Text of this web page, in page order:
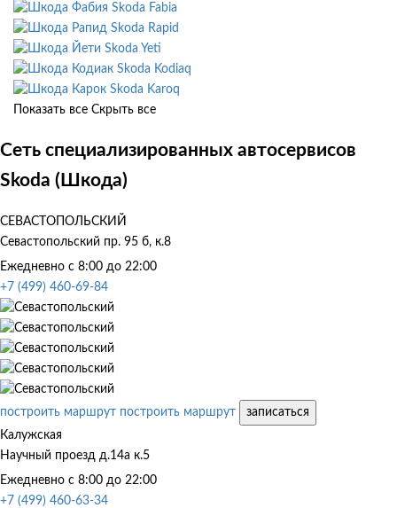
Skoda Fabia
Skoda Rapid
Skoda Yeti
Skoda Kodiaq
Skoda Karoq
Показать все Скрыть все
Сеть специализированных автосервисов
Skoda (Шкода)
СЕВАСТОПОЛЬСКИЙ
Севастопольский пр. 95 б, к.8
Ежедневно с 8:00 до 22:00
+7 (499) 460-69-84
построить маршрут построить маршрут
записаться
Калужская
Научный проезд д.14а к.5
Ежедневно с 8:00 до 22:00
+7 (499) 460-63-34